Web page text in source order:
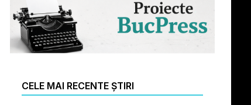
CELE MAI RECENTE ȘTIRI